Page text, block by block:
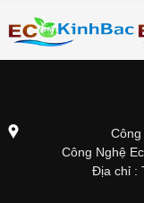
Công Nghệ
Địa chỉ :